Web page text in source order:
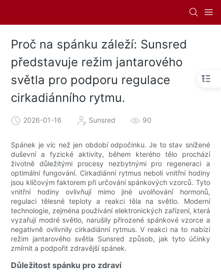
Proč na spánku záleží: Sunsred
představuje režim jantarového
světla pro podporu regulace
cirkadiánního rytmu.
2026-01-16 Sunsred 90
Spánek je víc než jen období odpočinku. Je to stav snížené
duševní a fyzické aktivity, během kterého tělo prochází
životně důležitými procesy nezbytnými pro regeneraci a
optimální fungování. Cirkadiánní rytmus neboli vnitřní hodiny
jsou klíčovým faktorem při určování spánkových vzorců. Tyto
vnitřní hodiny ovlivňují mimo jiné uvolňování hormonů,
regulaci tělesné teploty a reakci těla na světlo. Moderní
technologie, zejména používání elektronických zařízení, která
vyzařují modré světlo, narušily přirozené spánkové vzorce a
negativně ovlivnily cirkadiánní rytmus. V reakci na to nabízí
režim jantarového světla Sunsred způsob, jak tyto účinky
zmírnit a podpořit zdravější spánek.
Důležitost spánku pro zdraví